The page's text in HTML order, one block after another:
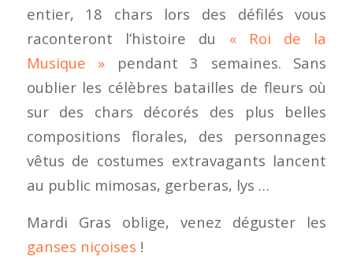
entier, 18 chars lors des défilés vous
raconteront l’histoire du « Roi de la
Musique » pendant 3 semaines. Sans
oublier les célèbres batailles de fleurs où
sur des chars décorés des plus belles
compositions florales, des personnages
vêtus de costumes extravagants lancent
au public mimosas, gerberas, lys …
Mardi Gras oblige, venez déguster les
ganses niçoises !